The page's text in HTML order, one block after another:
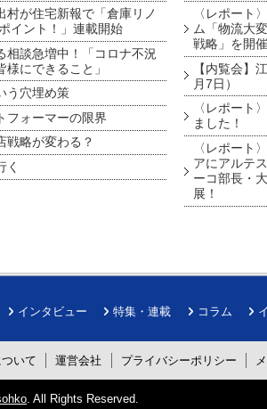
村が住宅新報で「倉庫リノ
イント！」連載開始
相談急増中！「コロナ不況
にできること」
う穴埋め策
フォーマーの限界
戦略が変わる？
く
〈レポート
ム「物流大
戦略」を開
【内覧会】
月7日）
〈レポート
ました！
〈レポート
アにアルテ
ーコ部長・
展！
インタビュー 特集・連載 コラム
いて 運営会社 プライバシーポリシー
. All Rights Reserved.